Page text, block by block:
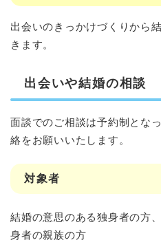
出会いのきっかけづくりから
きます。
出会いや結婚の相談
面談でのご相談は予約制とな
絡をお願いいたします。
対象者
結婚の意思のある独身者の方
身者の親族の方